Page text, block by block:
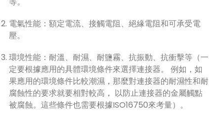
電氣性能：額定電流、接觸電阻、絕緣電阻和可承受電
壓。
環境性能：耐溫、耐濕、耐鹽霧、抗振動、抗衝擊等（一
定要根據應用的具體環境條件來選擇連接器。 例如，如
果應用的環境條件比較潮濕，那麼對連接器的耐濕性和耐
腐蝕性的要求就要相對較高， 以防止連接器的金屬觸點
被腐蝕。這些條件也需要根據ISO16750來考量）。